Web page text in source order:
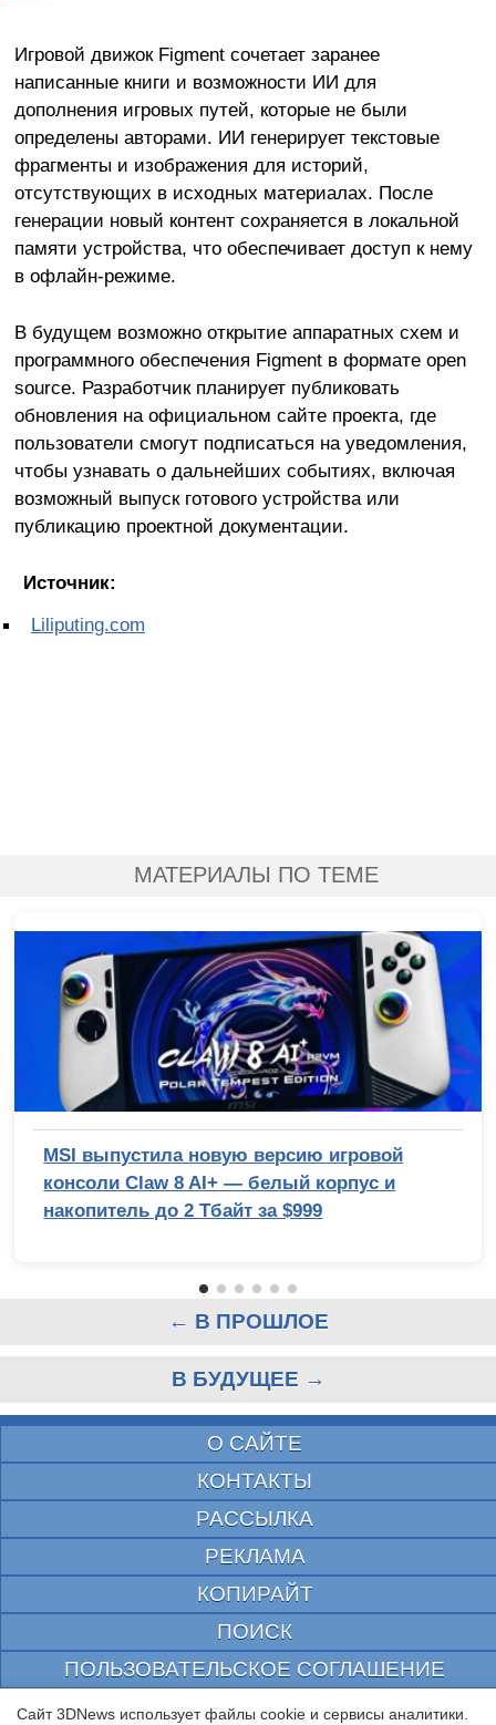
Игровой движок Figment сочетает заранее
написанные книги и возможности ИИ для
дополнения игровых путей, которые не были
определены авторами. ИИ генерирует текстовые
фрагменты и изображения для историй,
отсутствующих в исходных материалах. После
генерации новый контент сохраняется в локальной
памяти устройства, что обеспечивает доступ к нему
в офлайн-режиме.
В будущем возможно открытие аппаратных схем и
программного обеспечения Figment в формате open
source. Разработчик планирует публиковать
обновления на официальном сайте проекта, где
пользователи смогут подписаться на уведомления,
чтобы узнавать о дальнейших событиях, включая
возможный выпуск готового устройства или
публикацию проектной документации.
Источник:
Liliputing.com
МАТЕРИАЛЫ ПО ТЕМЕ
MSI выпустила новую версию игровой
консоли Claw 8 AI+ — белый корпус и
накопитель до 2 Тбайт за $999
← В ПРОШЛОЕ
В БУДУЩЕЕ →
О САЙТЕ
КОНТАКТЫ
РАССЫЛКА
РЕКЛАМА
КОПИРАЙТ
ПОИСК
ПОЛЬЗОВАТЕЛЬСКОЕ СОГЛАШЕНИЕ
ЗАЩИЩЕНО CURATOR
Сайт 3DNews использует файлы cookie и сервисы аналитики.